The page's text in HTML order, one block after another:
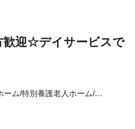
歓迎☆デイサービスで
ーム/特別養護老人ホーム/…